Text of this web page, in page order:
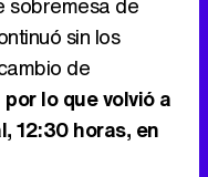
sin los
de
por lo que volvió a
12:30 horas, en